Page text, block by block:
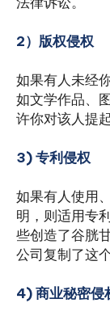
2）版权侵权
如果有人未经
如文学作品、
许你对该人提起
3) 专利侵权
如果有人使用
明，则适用专
些创造了谷胱
公司复制了这个
4) 商业秘密侵